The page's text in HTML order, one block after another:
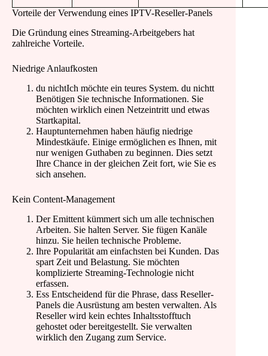
Vorteile der Verwendung eines IPTV-Reseller-Panels
Die Gründung eines Streaming-Arbeitgebers hat
zahlreiche Vorteile.
Niedrige Anlaufkosten
du nichtIch möchte ein teures System. du nichtt
Benötigen Sie technische Informationen. Sie
möchten wirklich einen Netzeintritt und etwas
Startkapital.
Hauptunternehmen haben häufig niedrige
Mindestkäufe. Einige ermöglichen es Ihnen, mit
nur wenigen Guthaben zu beginnen. Dies setzt
Ihre Chance in der gleichen Zeit fort, wie Sie es
sich ansehen.
Kein Content-Management
Der Emittent kümmert sich um alle technischen
Arbeiten. Sie halten Server. Sie fügen Kanäle
hinzu. Sie heilen technische Probleme.
Ihre Popularität am einfachsten bei Kunden. Das
spart Zeit und Belastung. Sie möchten
komplizierte Streaming-Technologie nicht
erfassen.
Ess Entscheidend für die Phrase, dass Reseller-
Panels die Ausrüstung am besten verwalten. Als
Reseller wird kein echtes Inhaltsstofftuch
gehostet oder bereitgestellt. Sie verwalten
wirklich den Zugang zum Service.